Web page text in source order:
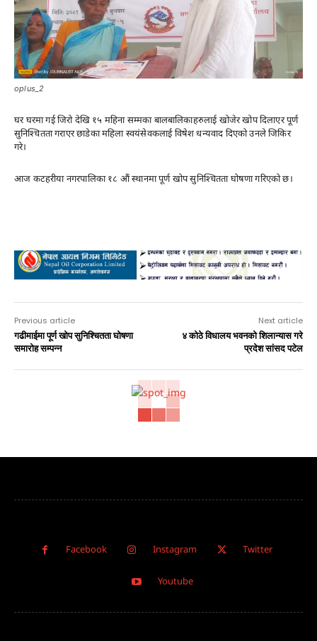
oplus_2
घर घरमा गई जिरो देखि १५ महिना सम्मका बालबालिकाहरुलाई खोजेर खोप दिलाएर पूर्ण
सुनिश्चितता गराएर छाडेका महिला स्वयंसेवकलाई विषेश धन्यवाद दिएको उनले जिकिर
गरे।
आज कटहरीया नगरपालिका १८ औं स्थानमा पूर्ण खोप सुनिश्चितता घोषणा गरिएको छ।
Previous article
गढीमाईमा पूर्ण खोप सुनिश्चितता घोषणा
समारोह सम्पन्न
Next article
४ कोठे विधालय भवनको शिलान्यास गरे
प्रदेश सांसद पटेल
Facebook Instagram Twitter
Youtube